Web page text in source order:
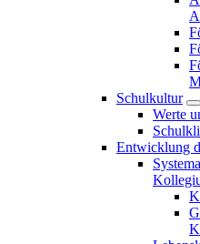
Schulkultur
Werte
Entwicklung